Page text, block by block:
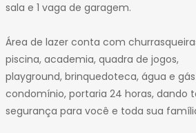
sala e 1 vaga de garagem.
Área de lazer conta com
piscina, academia, quadra de jogos,
playground, brinquedoteca, água e
condomínio, portaria 24 horas, dando
segurança para você e toda sua